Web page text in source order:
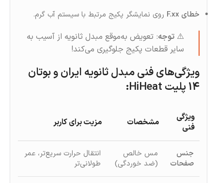
خطای F.xx
روی نمایشگر پکیج مرتبط با سیستم آب گرم.
⚠️ توجه: تعویض به‌موقع مبدل ثانویه از آسیب به
سایر قطعات پکیج جلوگیری می‌کند!
ویژگی‌های فنی مبدل ثانویه ايران و بوتان
14 پلیت HiHeat:
ویژگی
فنی
مشخصات مزیت برای کاربر
جنس
صفحات
مس خالص
(ضد خوردگی)
انتقال حرارت سریع‌تر، عمر
طولانی‌تر